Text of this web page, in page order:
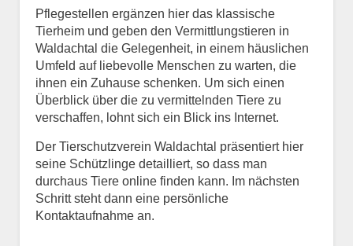
Pflegestellen ergänzen hier das klassische
Tierheim und geben den Vermittlungstieren in
Waldachtal die Gelegenheit, in einem häuslichen
Umfeld auf liebevolle Menschen zu warten, die
ihnen ein Zuhause schenken. Um sich einen
Überblick über die zu vermittelnden Tiere zu
verschaffen, lohnt sich ein Blick ins Internet.
Der Tierschutzverein Waldachtal präsentiert hier
seine Schützlinge detailliert, so dass man
durchaus Tiere online finden kann. Im nächsten
Schritt steht dann eine persönliche
Kontaktaufnahme an.